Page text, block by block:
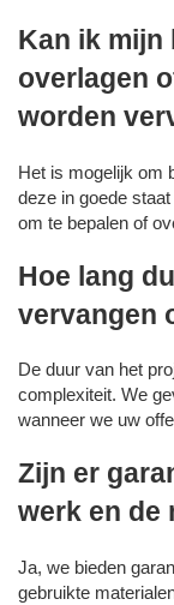
Kan ik
overlagen
worden
Het is mogelijk om
deze in goede
om te bepalen of
Hoe lang
vervangen
De duur van het
complexiteit. We
wanneer we uw
Zijn er
werk en de
Ja, we bieden
gebruikte